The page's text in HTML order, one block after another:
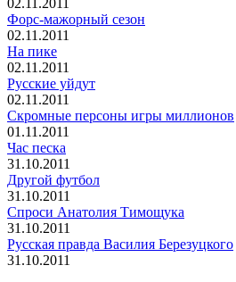
02.11.2011
Форс-мажорный сезон
02.11.2011
На пике
02.11.2011
Русские уйдут
02.11.2011
Скромные персоны игры миллионов
01.11.2011
Час песка
31.10.2011
Другой футбол
31.10.2011
Спроси Анатолия Тимощука
31.10.2011
Русская правда Василия Березуцкого
31.10.2011